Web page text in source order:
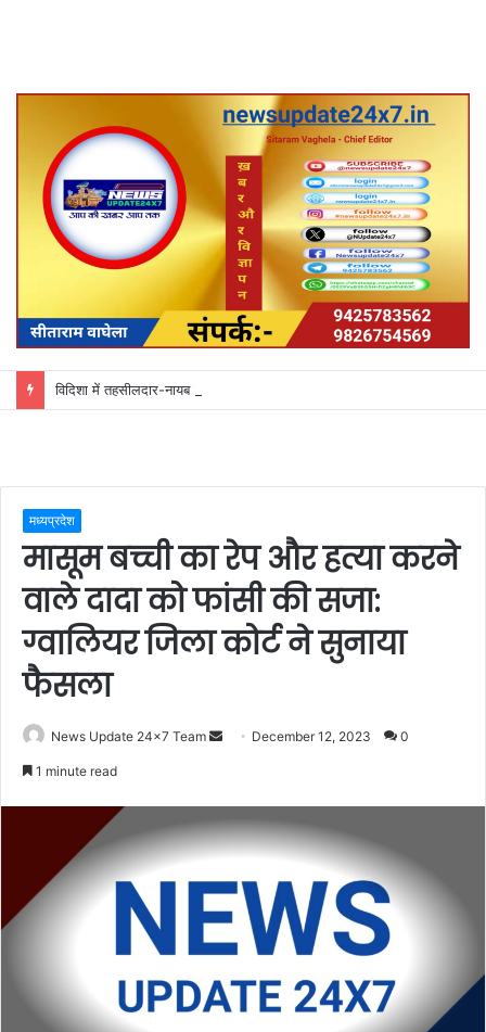
मध्यप्रदेश
मासूम बच्ची का रेप और हत्या करने
वाले दादा को फांसी की सजा:
ग्वालियर जिला कोर्ट ने सुनाया
फैसला
News Update 24x7 Team
Send December 12, 2023 0
1 minute read